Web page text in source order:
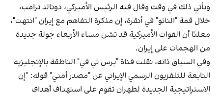
ويأتي ذلك في وقت وقال فيه الرئيس الأميركي، دونالد ترامب،
خلال قمة "الناتو" في أنقرة، إن مذكرة التفاهم مع إيران "انتهت"،
معلنًا أن القوات الأميركية قد تشن مساء الأربعاء جولة جديدة
من الهجمات على إيران.
وفي السياق ذاته، نقلت قناة "برس تي في" الناطقة بالإنجليزية
التابعة للتلفزيون الرسمي الإيراني عن "مصدر أمني" قوله: "إن
الاستراتيجية الجديدة لطهران تقوم على استهداف أهداف